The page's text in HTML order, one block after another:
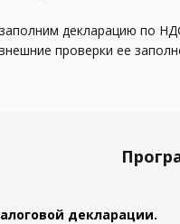
декларацию по
проверки ее
декларации.